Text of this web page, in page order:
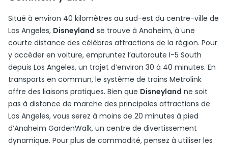
Situé à environ 40 kilomètres au sud-est du centre-ville de
Los Angeles, Disneyland se trouve à Anaheim, à une
courte distance des célèbres attractions de la région. Pour
y accéder en voiture, empruntez l’autoroute I-5 South
depuis Los Angeles, un trajet d’environ 30 à 40 minutes. En
transports en commun, le système de trains Metrolink
offre des liaisons pratiques. Bien que Disneyland ne soit
pas à distance de marche des principales attractions de
Los Angeles, vous serez à moins de 20 minutes à pied
d’Anaheim GardenWalk, un centre de divertissement
dynamique. Pour plus de commodité, pensez à utiliser les